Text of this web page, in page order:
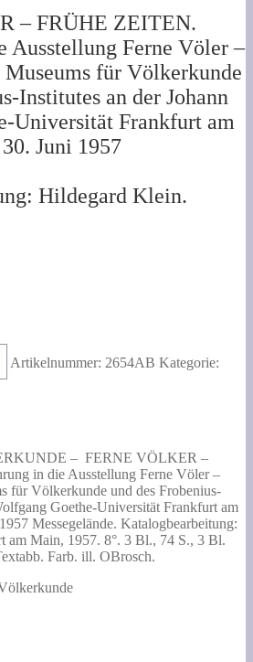
– FRÜHE ZEITEN.
Ausstellung Ferne Völer –
Museums für Völkerkunde
Institutes an der Johann
Universität Frankfurt am
Juni 1957
Hildegard Klein.
Artikelnummer: 2654AB Kategorie:
– FERNE VÖLKER –
in die Ausstellung Ferne Völer –
für Völkerkunde und des Frobenius-
Goethe-Universität Frankfurt am
Messegelände. Katalogbearbeitung:
am Main, 1957. 8°. 3 Bl., 74 S., 3 Bl.
Farb. ill. OBrosch.